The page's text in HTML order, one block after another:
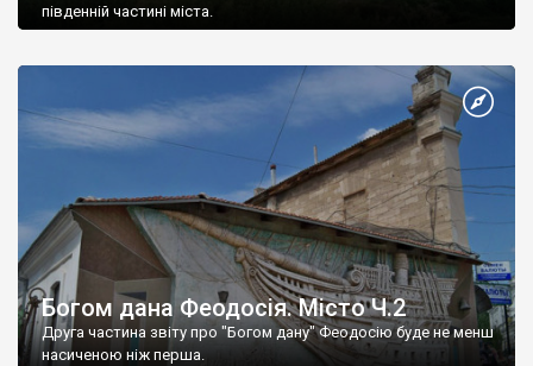
південній частині міста.
Богом дана Феодосія. Місто Ч.2
Друга частина звіту про "Богом дану" Феодосію буде не менш
насиченою ніж перша.